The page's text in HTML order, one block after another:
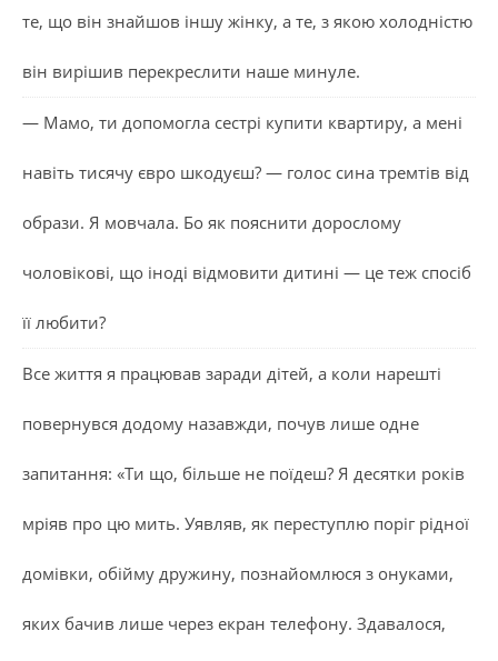
те, що він знайшов іншу жінку, а те, з якою холодністю
він вирішив перекреслити наше минуле.
— Мамо, ти допомогла сестрі купити квартиру, а мені
навіть тисячу євро шкодуєш? — голос сина тремтів від
образи. Я мовчала. Бо як пояснити дорослому
чоловікові, що іноді відмовити дитині — це теж спосіб
її любити?
Все життя я працював заради дітей, а коли нарешті
повернувся додому назавжди, почув лише одне
запитання: «Ти що, більше не поїдеш? Я десятки років
мріяв про цю мить. Уявляв, як переступлю поріг рідної
домівки, обійму дружину, познайомлюся з онуками,
яких бачив лише через екран телефону. Здавалося,